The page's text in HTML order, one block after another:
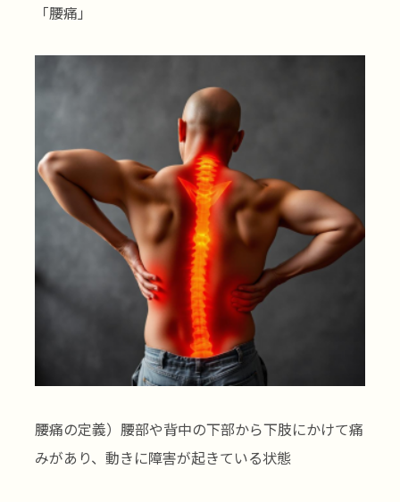
「腰痛」
腰痛の定義）腰部や背中の下部から下肢にかけて痛
みがあり、動きに障害が起きている状態